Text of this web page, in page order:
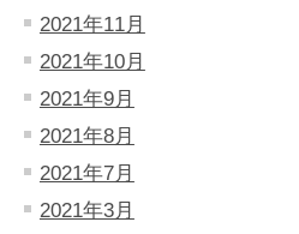
2021年11月
2021年10月
2021年9月
2021年8月
2021年7月
2021年3月